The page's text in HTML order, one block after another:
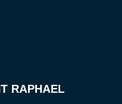
RAPHAEL